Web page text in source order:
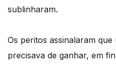
sublinharam.
Os peritos assinalaram
precisava de ganhar, em